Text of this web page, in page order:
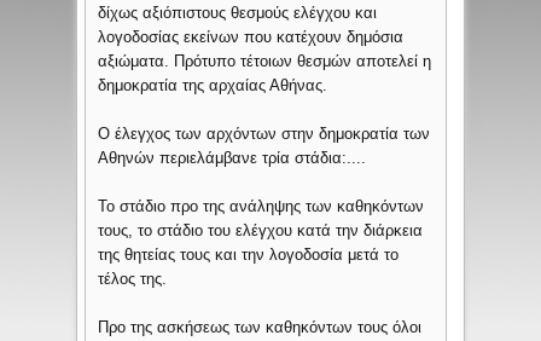
δίχως αξιόπιστους θεσμούς ελέγχου και
λογοδοσίας εκείνων που κατέχουν δημόσια
αξιώματα. Πρότυπο τέτοιων θεσμών αποτελεί η
δημοκρατία της αρχαίας Αθήνας.
Ο έλεγχος των αρχόντων στην δημοκρατία των
Αθηνών περιελάμβανε τρία στάδια:....
Το στάδιο προ της ανάληψης των καθηκόντων
τους, το στάδιο του ελέγχου κατά την διάρκεια
της θητείας τους και την λογοδοσία μετά το
τέλος της.
Προ της ασκήσεως των καθηκόντων τους όλοι